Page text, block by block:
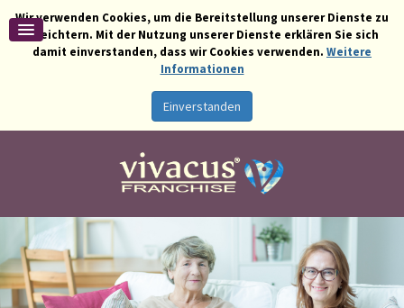
Wir verwenden Cookies, um die Bereitstellung unserer Dienste zu
erleichtern. Mit der Nutzung unserer Dienste erklären Sie sich
damit einverstanden, dass wir Cookies verwenden. Weitere
Informationen
Einverstanden